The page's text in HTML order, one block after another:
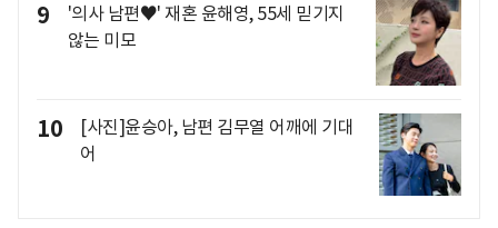
9
'의사 남편♥' 재혼 윤해영, 55세 믿기지
않는 미모
10
[사진]윤승아, 남편 김무열 어깨에 기대
어